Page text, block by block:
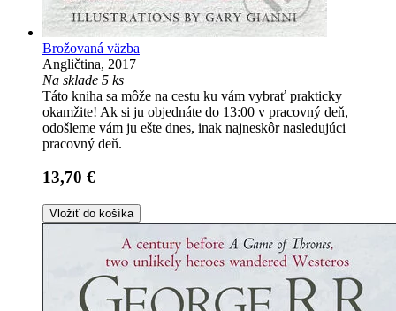
Brožovaná väzba
Angličtina, 2017
Na sklade 5 ks
Táto kniha sa môže na cestu ku vám vybrať prakticky
okamžite! Ak si ju objednáte do 13:00 v pracovný deň,
odošleme vám ju ešte dnes, inak najneskôr nasledujúci
pracovný deň.
13,70 €
Vložiť do košíka